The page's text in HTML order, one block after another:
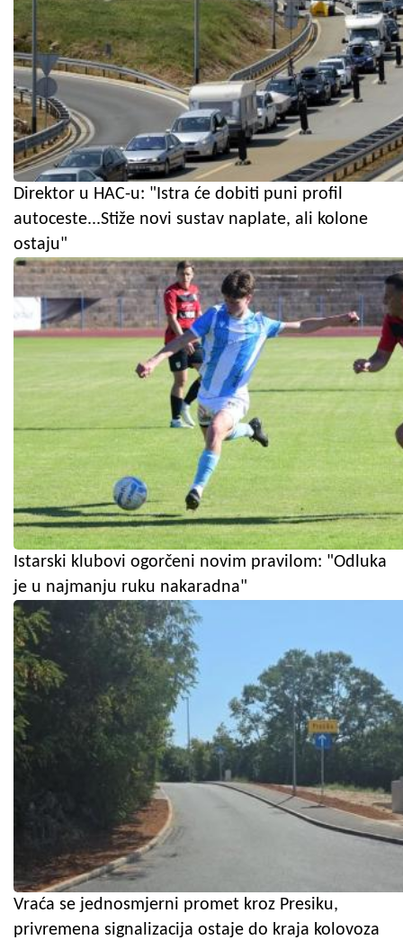
Direktor u HAC-u: "Istra će dobiti puni profil
autoceste...Stiže novi sustav naplate, ali kolone
ostaju"
Istarski klubovi ogorčeni novim pravilom: "Odluka
je u najmanju ruku nakaradna"
Vraća se jednosmjerni promet kroz Presiku,
privremena signalizacija ostaje do kraja kolovoza